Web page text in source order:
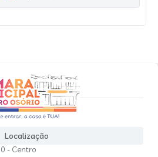
Localização
- Centro